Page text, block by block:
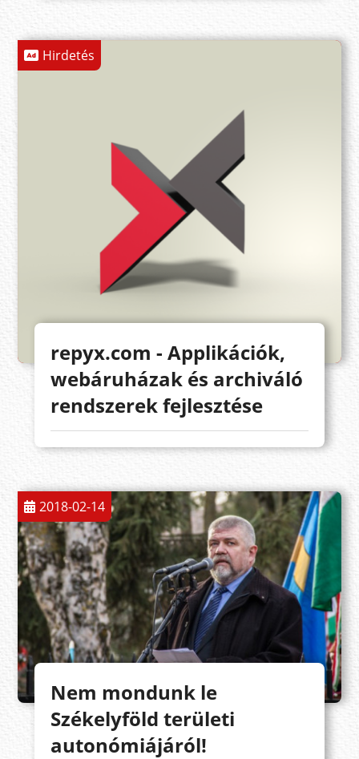
Hirdetés
repyx.com - Applikációk,
webáruházak és archiváló
rendszerek fejlesztése
2018-02-14
Nem mondunk le
Székelyföld területi
autonómiájáról!